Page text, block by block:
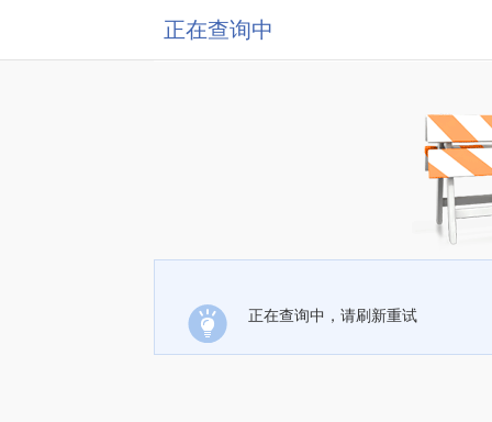
正在查询中
正在查询中，请刷新重试